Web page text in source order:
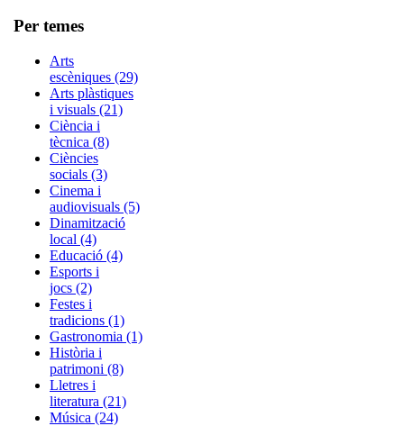
Per temes
Arts
escèniques (29)
Arts plàstiques
i visuals (21)
Ciència i
tècnica (8)
Ciències
socials (3)
Cinema i
audiovisuals (5)
Dinamització
local (4)
Educació (4)
Esports i
jocs (2)
Festes i
tradicions (1)
Gastronomia (1)
Història i
patrimoni (8)
Lletres i
literatura (21)
Música (24)